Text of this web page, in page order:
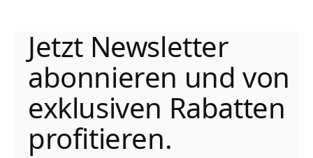
Jetzt Newsletter
abonnieren und von
exklusiven Rabatten
profitieren.